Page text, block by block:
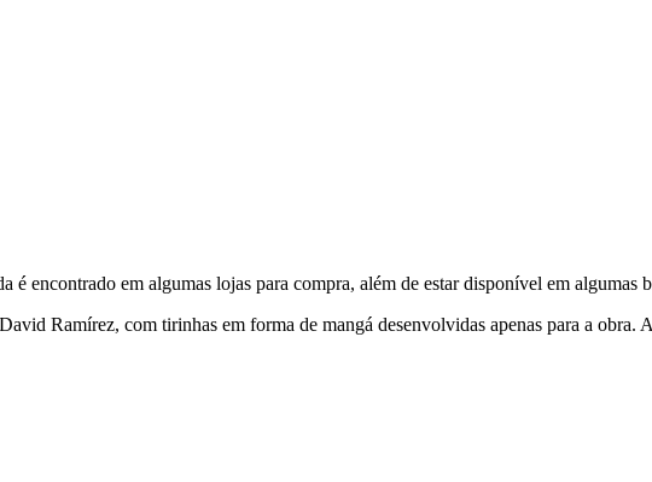
encontrado em algumas lojas para compra, além de estar disponível em algumas
Ramírez, com tirinhas em forma de mangá desenvolvidas apenas para a obra.